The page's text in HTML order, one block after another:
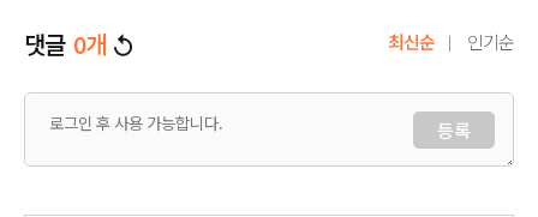
댓글 0개 최신순 인기순
등록